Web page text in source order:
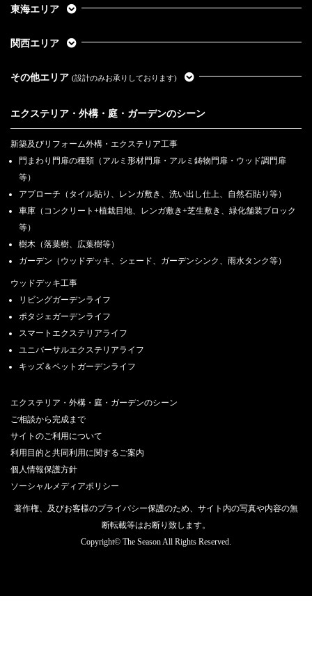
東海エリア
関西エリア
その他エリア (設計のみお承りしております)
エクステリア・外構・庭・ガーデンのシーン
新築及びリフォーム外構・エクステリア工事
門まわり門扉の種類（アルミ形材門扉・アルミ鋳物門扉・ウッド調門扉
等）
アプローチ（タイル貼り、レンガ敷き、洗い出し仕上、自然石貼り等）
車庫（コンクリート+植栽目地、レンガ敷き+芝生敷き、緑化舗装ブロック
等）
樹木（落葉樹、広葉樹等）
ガーデン（ウッドデッキ、シェード、ガーデンシンク、雨水タンク等）
ウッドデッキ工事
リビングガーデンライフ
ポタジェガーデンライフ
スマートエクステリアライフ
ユニバーサルエクステリアライフ
キッズ＆ペットガーデンライフ
エクステリア・外構・庭・ガーデンのシーン
ご相談から完成まで
サイトのご利用について
利用目的と共同利用に関するご案内
個人情報保護方針
ソーシャルメディアポリシー
著作権、及びお客様のプライバシー保護のため、サイト内の写真や内容の無
断転載等はお断り致します。
Copyright© The Season All Rights Reserved.